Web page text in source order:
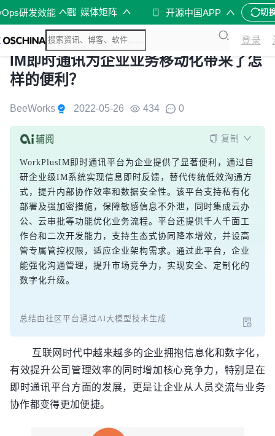
研发效能 媒体矩阵 开源中国APP 切
登录
IM即时通讯为企业业务移动化带来了怎
样的便利？
BeeWorks 2022-05-26 434 0
复制
WorkPlusIM即时通讯平台为企业提供了显著便利，通过自
研企业级IM系统实现信息即时反馈，替代传统低效沟通方
式，提升内部协作效率和数据安全性。该平台支持私有化
部署及强加密措施，保障敏感信息不外泄，同时集成云办
公、云审批等功能优化业务流程。平台还提供千人千面工
作台和二次开发能力，支持生态式协同降本增效，并设高
管专属管控权限，适应企业架构需求。通过此平台，企业
能强化沟通管理，提升市场竞争力，实现安全、定制化的
数字化升级。
总结由社区平台通过AI大模型技术生成
互联网时代中越来越多的企业拥抱信息化和数字化，
有效提升公司管理效率的同时增加核心竞争力，特别是在
即时通讯平台方面的发展，更是让企业从人员交流与业务
协作都变得更加便捷。